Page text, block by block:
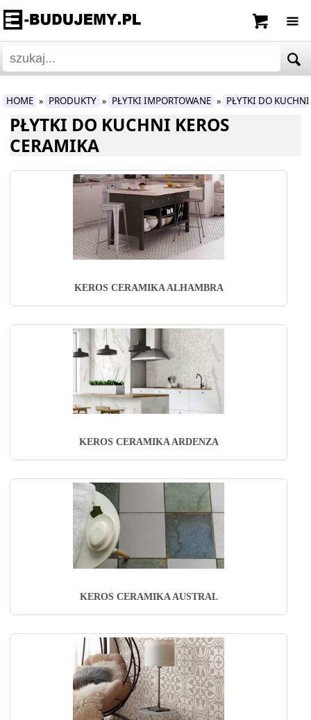
HOME » PRODUKTY » PŁYTKI IMPORTOWANE » PŁYTKI DO KUCHNI
PŁYTKI DO KUCHNI KEROS
CERAMIKA
KEROS CERAMIKA ALHAMBRA
KEROS CERAMIKA ARDENZA
KEROS CERAMIKA AUSTRAL